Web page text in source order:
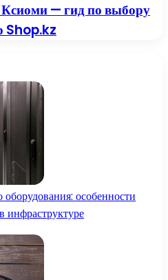
— гид по выбору
Shop.kz
особенности
инфраструктуре